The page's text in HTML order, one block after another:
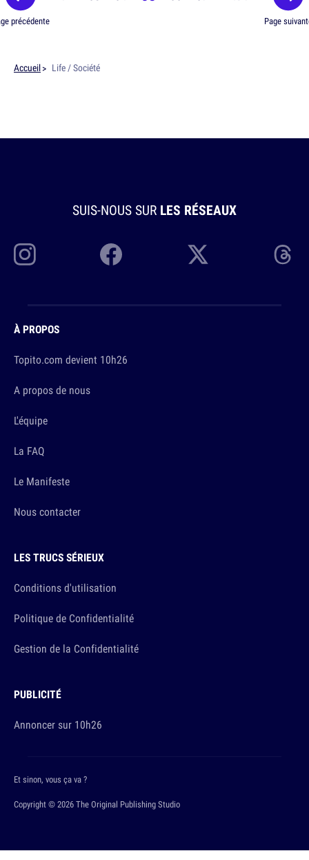
précédente Page
Accueil Life / Société
SUIS-NOUS SUR LES RÉSEAUX
À PROPOS
Topito.com devient 10h26
A propos de nous
L'équipe
La FAQ
Le Manifeste
Nous contacter
LES TRUCS SÉRIEUX
Conditions d'utilisation
Politique de Confidentialité
Gestion de la Confidentialité
PUBLICITÉ
Annoncer sur 10h26
Copyright © 2026 The Original Publishing Studio
Et sinon, vous ça va ?